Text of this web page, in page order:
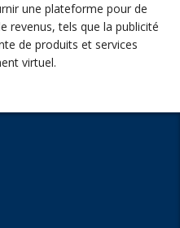
une plateforme pour de
revenus, tels que la publicité
de produits et services
virtuel.